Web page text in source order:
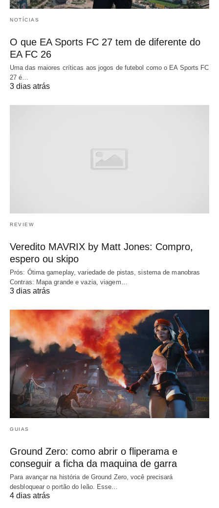
NOTÍCIAS
O que EA Sports FC 27 tem de diferente do
EA FC 26
Uma das maiores críticas aos jogos de futebol como o EA Sports FC
27 é…
3 dias atrás
REVIEW
Veredito MAVRIX by Matt Jones: Compro,
espero ou skipo
Prós: Ótima gameplay, variedade de pistas, sistema de manobras
Contras: Mapa grande e vazia, viagem…
3 dias atrás
GUIAS
Ground Zero: como abrir o fliperama e
conseguir a ficha da maquina de garra
Para avançar na história de Ground Zero, você precisará
desbloquear o portão do leão. Esse…
4 dias atrás